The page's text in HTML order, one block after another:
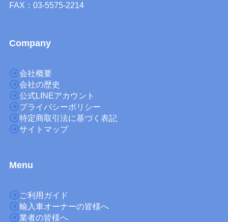
FAX：03-5575-2214
Company
会社概要
会社の歴史
公式LINEアカウント
プライバシーポリシー
特定商取引法に基づく表記
サイトマップ
Menu
ご利用ガイド
輸入車オーナーの皆様へ
業者の皆様へ